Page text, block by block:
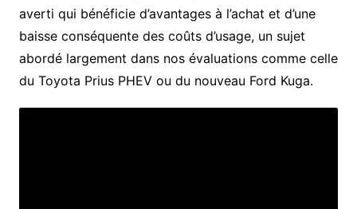
averti qui bénéficie d’avantages à l’achat et d’une
baisse conséquente des coûts d’usage, un sujet
abordé largement dans nos évaluations comme celle
du Toyota Prius PHEV ou du nouveau Ford Kuga.